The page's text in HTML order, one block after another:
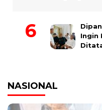
Ingin
NASIONAL